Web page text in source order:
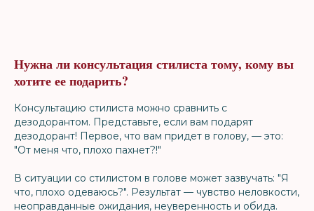
Нужна ли консультация стилиста тому, кому вы
хотите ее подарить?
Консультацию стилиста можно сравнить с
дезодорантом. Представьте, если вам подарят
дезодорант! Первое, что вам придет в голову, — это:
"От меня что, плохо пахнет?!"
В ситуации со стилистом в голове может зазвучать: "Я
что, плохо одеваюсь?". Результат — чувство неловкости,
неоправданные ожидания, неуверенность и обида.